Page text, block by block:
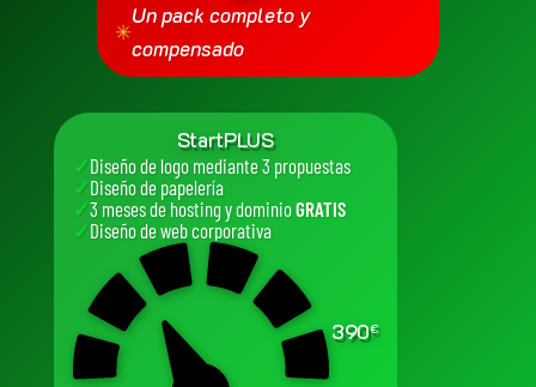
✳
Un pack completo y
compensado
StartPLUS
✓Diseño de logo mediante 3 propuestas
✓Diseño de papelería
✓3 meses de hosting y dominioGRATIS
✓Diseño de web corporativa
390€